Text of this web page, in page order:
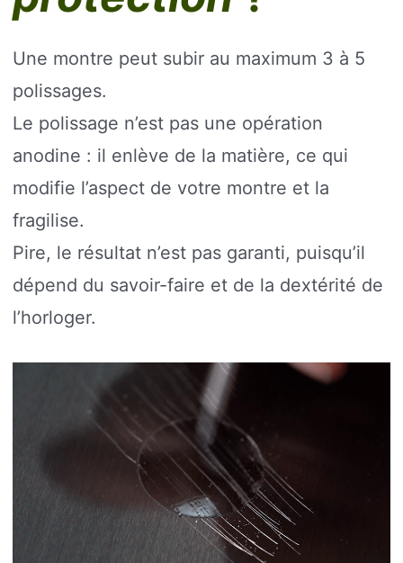
Une montre peut subir au maximum 3 à 5
polissages.
Le polissage n’est pas une opération
anodine : il enlève de la matière, ce qui
modifie l’aspect de votre montre et la
fragilise.
Pire, le résultat n’est pas garanti, puisqu’il
dépend du savoir-faire et de la dextérité de
l’horloger.